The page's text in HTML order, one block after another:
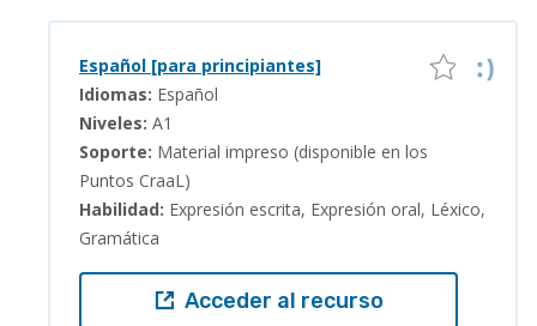
Español [para principiantes]
Idiomas: Español
Niveles: A1
Soporte: Material impreso (disponible en los
Puntos CraaL)
Habilidad: Expresión escrita, Expresión oral, Léxico,
Gramática
Acceder al recurso